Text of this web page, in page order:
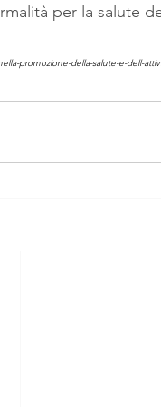
per la salute
promozione-della-salute-e-dell-